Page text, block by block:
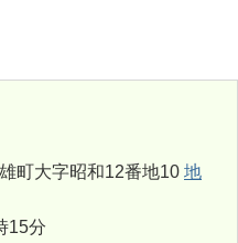
町大字昭和12番地10 地
15分